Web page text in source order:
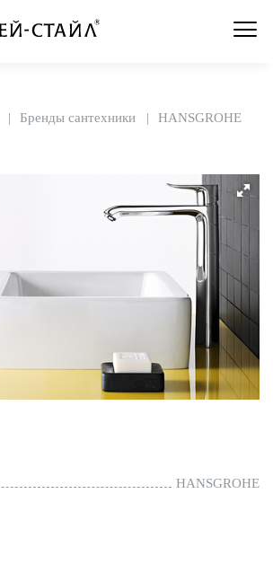
Бренды сантехники
HANSGROHE
HANSGROHE